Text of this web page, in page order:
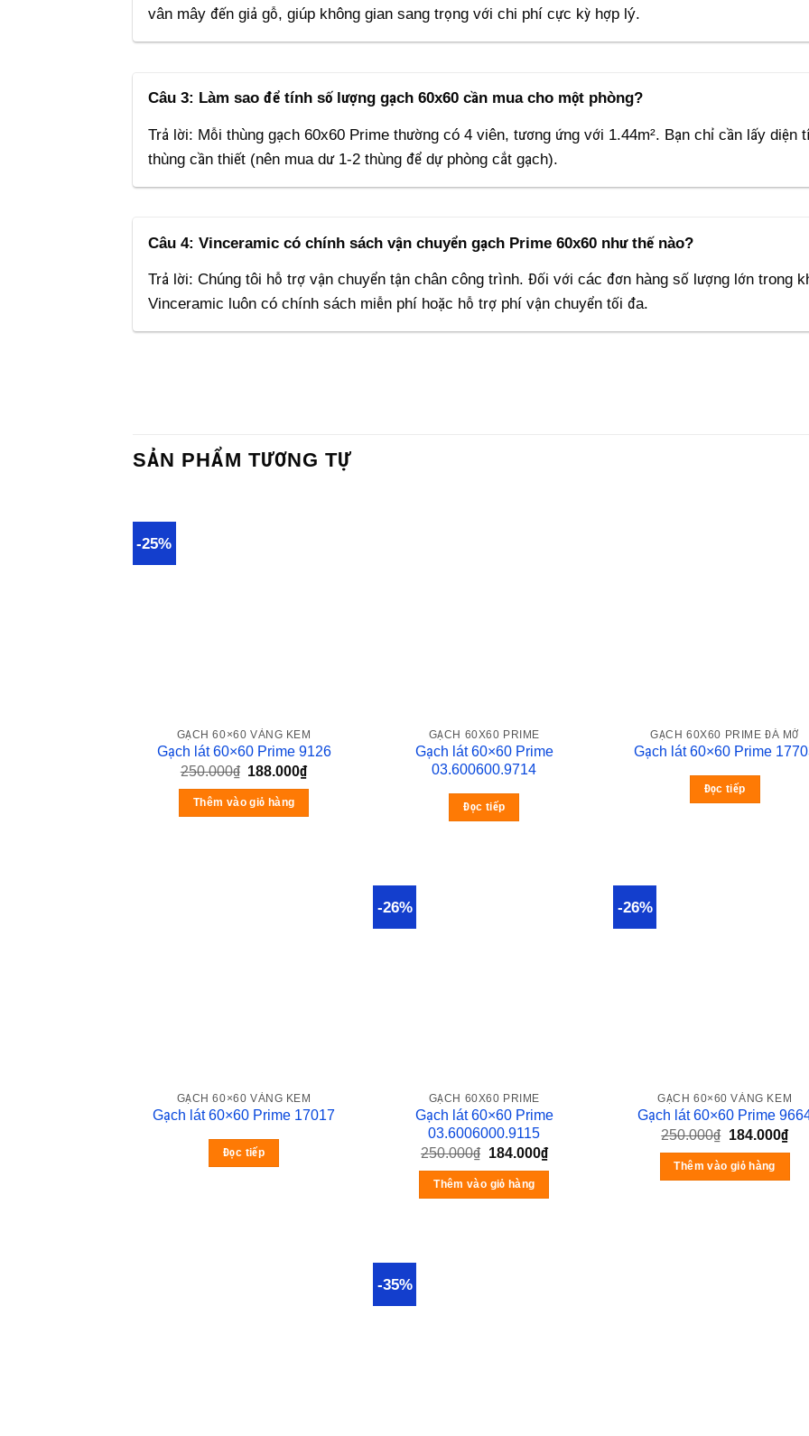
vân mây đến giả gỗ, giúp không gian sang trọng với chi phí cực kỳ hợp lý.
Câu 3: Làm sao để tính số lượng gạch 60x60 cần mua cho một phòng?
Trả lời: Mỗi thùng gạch 60x60 Prime thường có 4 viên, tương ứng với 1.44m². Bạn chỉ cần lấy diện
thùng cần thiết (nên mua dư 1-2 thùng để dự phòng cắt gạch).
Câu 4: Vinceramic có chính sách vận chuyển gạch Prime 60x60 như thế nào?
Trả lời: Chúng tôi hỗ trợ vận chuyển tận chân công trình. Đối với các đơn hàng số lượng lớn trong
Vinceramic luôn có chính sách miễn phí hoặc hỗ trợ phí vận chuyển tối đa.
SẢN PHẨM TƯƠNG TỰ
-25%
GẠCH 60×60 VÀNG KEM
Gạch lát 60×60 Prime 9126
250.000₫ 188.000₫
Thêm vào giỏ hàng
GẠCH 60X60 PRIME
Gạch lát 60×60 Prime
03.600600.9714
Đọc tiếp
GẠCH 60X60 PRIME ĐÁ MỜ
Gạch lát 60×60 Prime
Đọc tiếp
GẠCH 60×60 VÀNG KEM
Gạch lát 60×60 Prime 17017
Đọc tiếp
-26%
GẠCH 60X60 PRIME
Gạch lát 60×60 Prime
03.6006000.9115
250.000₫ 184.000₫
Thêm vào giỏ hàng
-26%
GẠCH 60×60 VÀNG KEM
Gạch lát 60×60 Prime
250.000₫ 184.000₫
Thêm vào giỏ hàng
-35%